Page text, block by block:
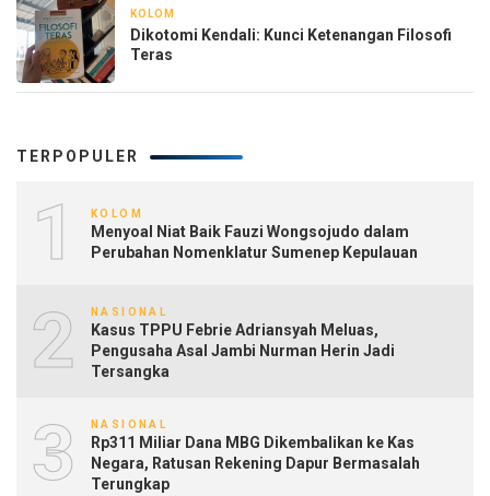
KOLOM
Dikotomi Kendali: Kunci Ketenangan Filosofi
Teras
TERPOPULER
1 KOLOM
Menyoal Niat Baik Fauzi Wongsojudo dalam
Perubahan Nomenklatur Sumenep Kepulauan
2 NASIONAL
Kasus TPPU Febrie Adriansyah Meluas,
Pengusaha Asal Jambi Nurman Herin Jadi
Tersangka
3 NASIONAL
Rp311 Miliar Dana MBG Dikembalikan ke Kas
Negara, Ratusan Rekening Dapur Bermasalah
Terungkap